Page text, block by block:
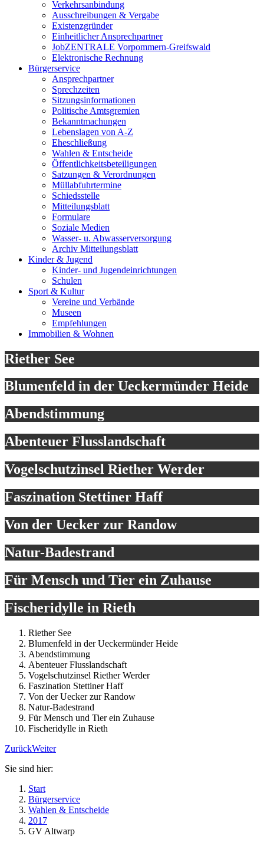
Verkehrsanbindung
Ausschreibungen & Vergabe
Existenzgründer
Einheitlicher Ansprechpartner
JobZENTRALE Vorpommern-Greifswald
Elektronische Rechnung
Bürgerservice
Ansprechpartner
Sprechzeiten
Sitzungsinformationen
Politische Amtsgremien
Bekanntmachungen
Lebenslagen von A-Z
Eheschließung
Wahlen & Entscheide
Öffentlichkeitsbeteiligungen
Satzungen & Verordnungen
Müllabfuhrtermine
Schiedsstelle
Mitteilungsblatt
Formulare
Soziale Medien
Wasser- u. Abwasserversorgung
Archiv Mitteilungsblatt
Kinder & Jugend
Kinder- und Jugendeinrichtungen
Schulen
Sport & Kultur
Vereine und Verbände
Museen
Empfehlungen
Immobilien & Wohnen
Riether See
Blumenfeld in der Ueckermünder Heide
Abendstimmung
Abenteuer Flusslandschaft
Vogelschutzinsel Riether Werder
Faszination Stettiner Haff
Von der Uecker zur Randow
Natur-Badestrand
Für Mensch und Tier ein Zuhause
Fischeridylle in Rieth
Riether See
Blumenfeld in der Ueckermünder Heide
Abendstimmung
Abenteuer Flusslandschaft
Vogelschutzinsel Riether Werder
Faszination Stettiner Haff
Von der Uecker zur Randow
Natur-Badestrand
Für Mensch und Tier ein Zuhause
Fischeridylle in Rieth
ZurückWeiter
Sie sind hier:
Start
Bürgerservice
Wahlen & Entscheide
2017
GV Altwarp